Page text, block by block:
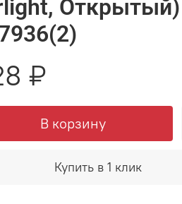
Открытый)
₽
В корзину
Купить в 1 клик